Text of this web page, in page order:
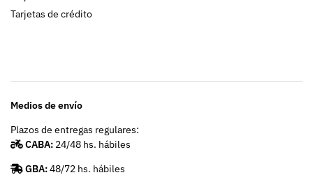
Tarjetas de crédito
Medios de envío
Plazos de entregas regulares:
CABA: 24/48 hs. hábiles
GBA:48/72 hs. hábiles